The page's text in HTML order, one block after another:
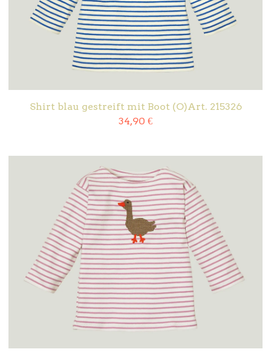
Shirt blau gestreift mit Boot (O)Art. 215326
34,90 €